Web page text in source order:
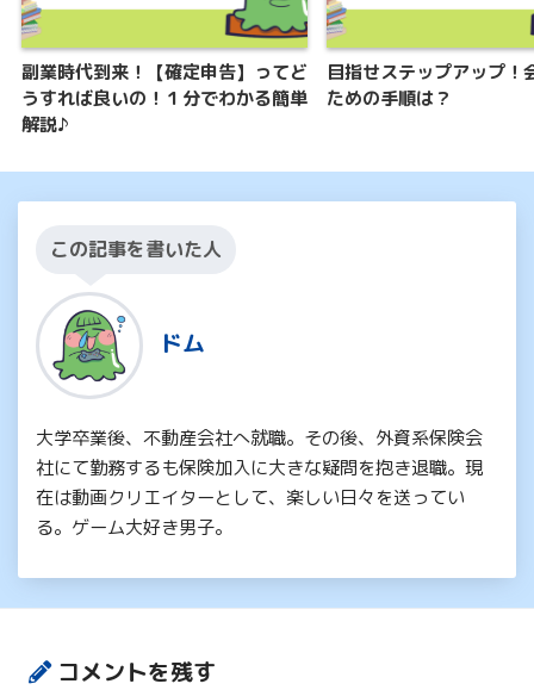
副業時代到来！【確定申告】ってど
うすれば良いの！１分でわかる簡単
解説♪
目指せステップアップ！
ための手順は？
この記事を書いた人
ドム
大学卒業後、不動産会社へ就職。その後、外資系保険会
社にて勤務するも保険加入に大きな疑問を抱き退職。現
在は動画クリエイターとして、楽しい日々を送ってい
る。ゲーム大好き男子。
コメントを残す